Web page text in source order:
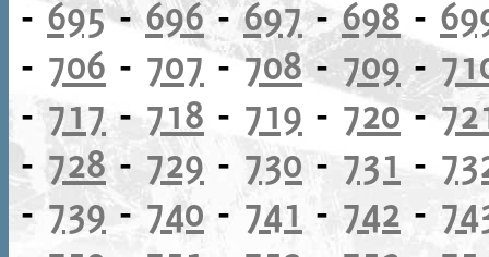
-695-696-697-698 -
- 706 - 707 -708- 709-
-717 - 718 - 719 - 720-
-728- 729 - 730- 731 -
-739-740 - 741 - 742 -